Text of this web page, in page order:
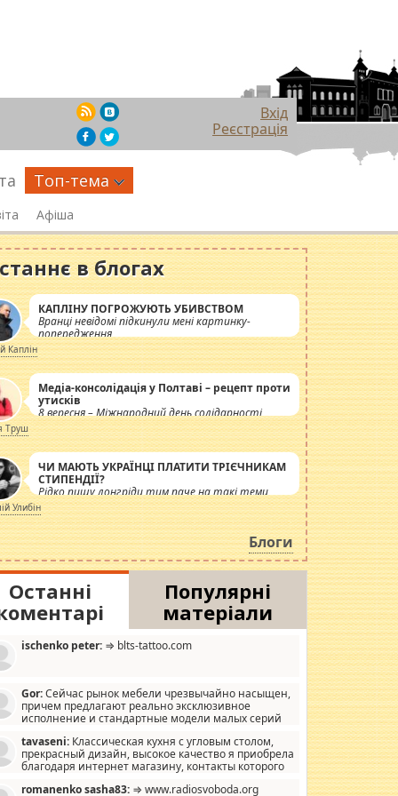
Вхід
Реєстрація
Топ-тема
Афіша
в блогах
КАПЛІНУ ПОГРОЖУЮТЬ УБИВСТВОМ
Вранці невідомі підкинули мені картинку-
попередження
Каплін
Медіа-консолідація у Полтаві – рецепт проти
утисків
8 вересня – Міжнародний день солідарності
журналістів.
Труш
ЧИ МАЮТЬ УКРАЇНЦІ ПЛАТИТИ ТРІЄЧНИКАМ
СТИПЕНДІЇ?
Рідко пишу лонгріди тим паче на такі теми,
але вже просто дістало! Обурюють сьогоднішні
інсенуації навколо стипендіального питання.
Штучно роздувається ще одна соціальна
катастрофа.
Улибін
Блоги
Останні
Популярні
матеріали
ischenko peter: ⇒ blts-tattoo.com
Gor:Сейчас рынок мебели чрезвычайно насыщен,
причем предлагают реально эксклюзивное
исполнение и стандартные модели малых серий
мало походит на стандартные формы, в MebelOk,
и что главное - со вкусом все в порядке,
ненужных наворотов удорожающих мебель, а это не
tavaseni: Классическая кухня с угловым столом,
прекрасный дизайн, высокое качество я приобрела
благодаря интернет магазину, контакты которого
romanenko sasha83: ⇒ www.radiosvoboda.org